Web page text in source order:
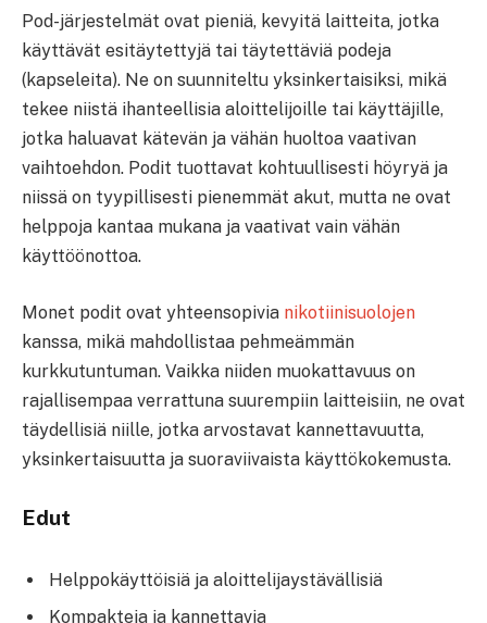
Pod-järjestelmät ovat pieniä, kevyitä laitteita, jotka
käyttävät esitäytettyjä tai täytettäviä podeja
(kapseleita). Ne on suunniteltu yksinkertaisiksi, mikä
tekee niistä ihanteellisia aloittelijoille tai käyttäjille,
jotka haluavat kätevän ja vähän huoltoa vaativan
vaihtoehdon. Podit tuottavat kohtuullisesti höyryä ja
niissä on tyypillisesti pienemmät akut, mutta ne ovat
helppoja kantaa mukana ja vaativat vain vähän
käyttöönottoa.
Monet podit ovat yhteensopivia nikotiinisuolojen
kanssa, mikä mahdollistaa pehmeämmän
kurkkutuntuman. Vaikka niiden muokattavuus on
rajallisempaa verrattuna suurempiin laitteisiin, ne ovat
täydellisiä niille, jotka arvostavat kannettavuutta,
yksinkertaisuutta ja suoraviivaista käyttökokemusta.
Edut
Helppokäyttöisiä ja aloittelijaystävällisiä
Kompakteja ja kannettavia